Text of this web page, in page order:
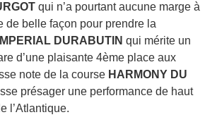
qui n’a pourtant aucune marge à
de belle façon pour prendre la
IMPERIAL DURABUTIN qui mérite un
d’une plaisante 4ème place aux
note de la course HARMONY DU
présager une performance de haut
l’Atlantique.